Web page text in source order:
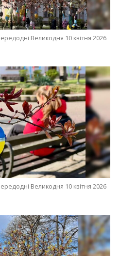
Великодня 10 квітня 2026
Великодня 10 квітня 2026